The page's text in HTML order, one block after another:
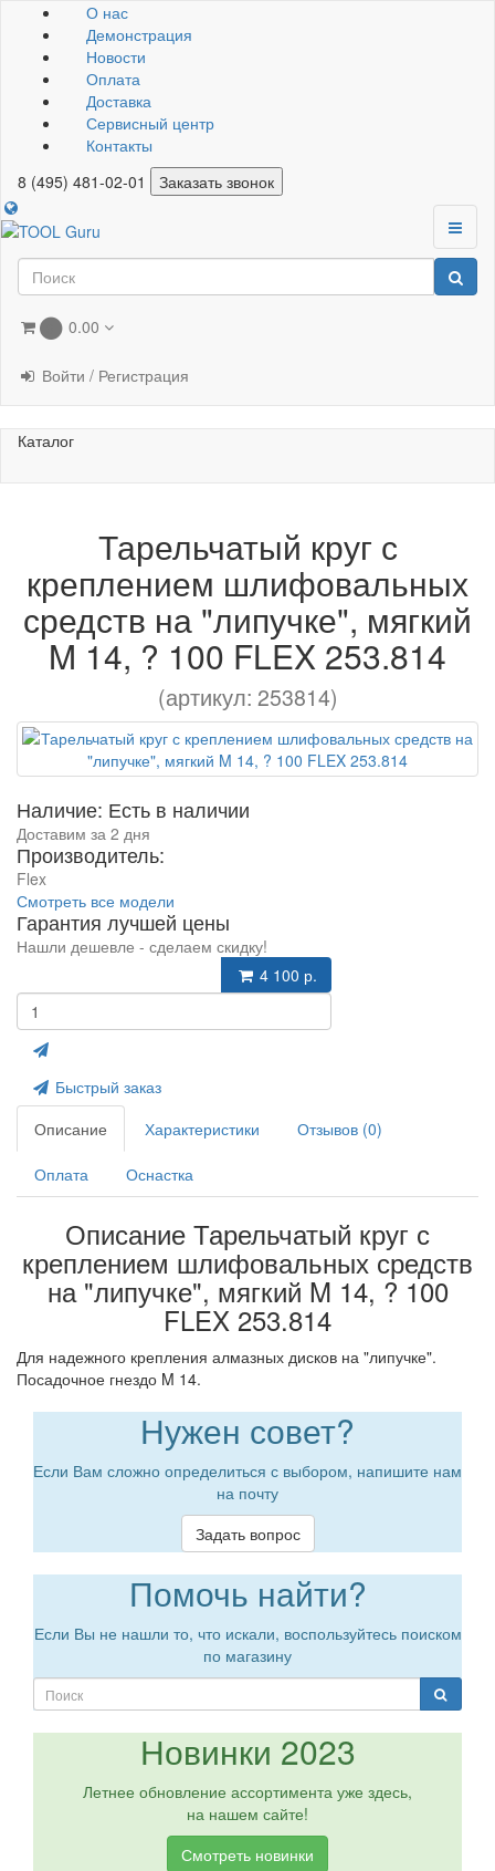
О нас
Демонстрация
Новости
Оплата
Доставка
Сервисный центр
Контакты
8 (495) 481-02-01
Заказать звонок
0.00
Войти / Регистрация
Каталог
Тарельчатый круг с
креплением шлифовальных
средств на "липучке", мягкий
M 14, ? 100 FLEX 253.814
(артикул: 253814)
Наличие: Есть в наличии
Доставим за 2 дня
Производитель:
Flex
Смотреть все модели
Гарантия лучшей цены
Нашли дешевле - сделаем скидку!
4 100 р.
Быстрый заказ
Описание
Характеристики Отзывов (0)
Оплата Оснастка
Описание Тарельчатый круг с
креплением шлифовальных средств
на "липучке", мягкий M 14, ? 100
FLEX 253.814
Для надежного крепления алмазных дисков на "липучке".
Посадочное гнездо M 14.
Нужен совет?
Если Вам сложно определиться с выбором, напишите нам
на почту
Задать вопрос
Помочь найти?
Если Вы не нашли то, что искали, воспользуйтесь поиском
по магазину
Новинки 2023
Летнее обновление ассортимента уже здесь,
на нашем сайте!
Смотреть новинки